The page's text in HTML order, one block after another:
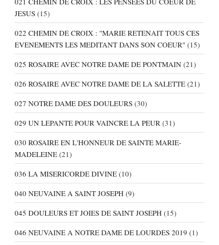
JESUS (15)
022 CHEMIN DE CROIX : "MARIE RETENAIT TOUS CES
EVENEMENTS LES MEDITANT DANS SON COEUR" (15)
025 ROSAIRE AVEC NOTRE DAME DE PONTMAIN (21)
026 ROSAIRE AVEC NOTRE DAME DE LA SALETTE (21)
027 NOTRE DAME DES DOULEURS (30)
029 UN LEPANTE POUR VAINCRE LA PEUR (31)
030 ROSAIRE EN L'HONNEUR DE SAINTE MARIE-
MADELEINE (21)
036 LA MISERICORDE DIVINE (10)
040 NEUVAINE A SAINT JOSEPH (9)
045 DOULEURS ET JOIES DE SAINT JOSEPH (15)
046 NEUVAINE A NOTRE DAME DE LOURDES 2019 (1)